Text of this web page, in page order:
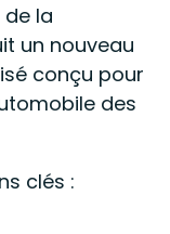
la
un nouveau
conçu pour
des
clés :